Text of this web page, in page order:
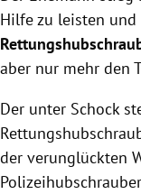
Hilfe zu leisten
aber nur mehr den
Der unter Schock
der verunglückten